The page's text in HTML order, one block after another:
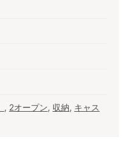
, 2オープン, 収納, キャス